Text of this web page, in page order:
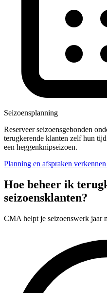
Seizoensplanning
Reserveer seizoensgebonden
terugkerende klanten zelf hun
een heggenknipseizoen.
Planning en afspraken
Hoe beheer ik
seizoensklanten?
CMA helpt je seizoenswerk jaar